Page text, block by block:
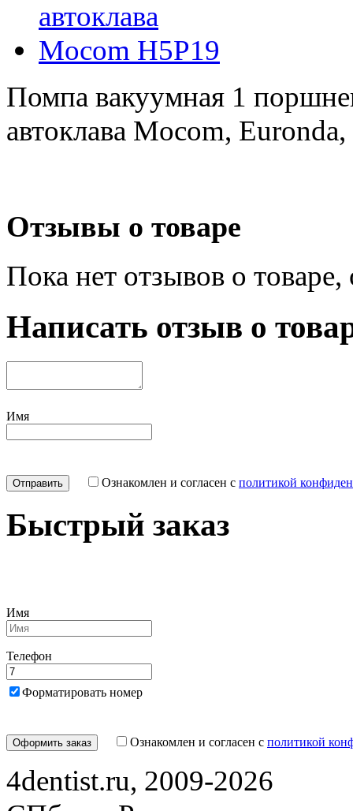
Помпа вакуумная 1
автоклава Mocom,
Отзывы о товаре
Пока нет отзывов о товаре,
Написать отзыв о
Имя
Ознакомлен и согласен с политикой
Быстрый заказ
Имя
Телефон
Форматировать номер
Ознакомлен и согласен с политикой
4dentist.ru, 2009-2026